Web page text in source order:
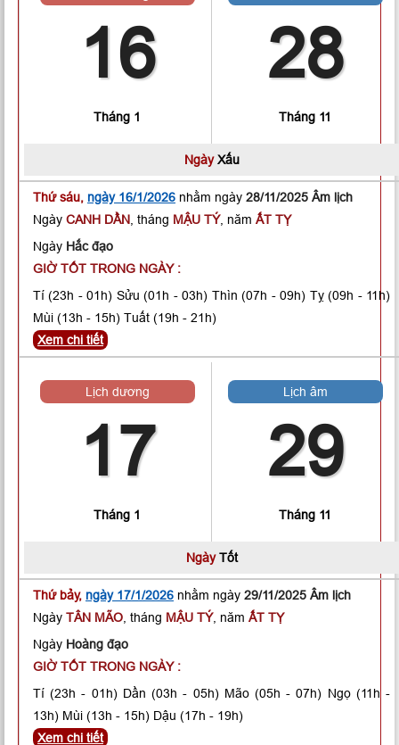
16
Tháng 1
28
Tháng 11
NgàyXấu
Thứ sáu, ngày 16/1/2026 nhằm ngày 28/11/2025 Âm lịch
Ngày CANH DẦN , tháng MẬU TÝ, năm ẤT TỴ
Ngày Hắc đạo
GIỜ TỐT TRONG NGÀY :
Tí (23h - 01h) Sửu (01h - 03h) Thìn (07h - 09h) Tỵ(09h - 11h)
Mùi (13h - 15h) Tuất (19h - 21h)
Xem chi tiết
Lịch dương
17
Tháng 1
Lịch âm
29
Tháng 11
NgàyTốt
Thứ bảy, ngày 17/1/2026 nhằm ngày 29/11/2025 Âm lịch
Ngày TÂN MÃO , tháng MẬU TÝ, năm ẤT TỴ
Ngày Hoàng đạo
GIỜ TỐT TRONG NGÀY :
Tí (23h - 01h) Dần (03h - 05h) Mão(05h - 07h) Ngọ(11h -
13h) Mùi (13h - 15h) Dậu (17h - 19h)
Xem chi tiết